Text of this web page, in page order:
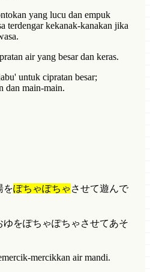
yang lucu dan empuk
terdengar kekanak-kanakan jika
air yang besar dan keras.
untuk cipratan besar;
dan main-main.
をぽちゃぽちゃ させて遊んで
をぽちゃぽちゃさせてあそ
mercikkan air mandi.